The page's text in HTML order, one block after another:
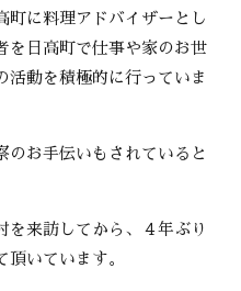
町に料理アドバイザーとし
を日高町で仕事や家のお世
活動を積極的に行っていま
のお手伝いもされていると
来訪してから、４年ぶり
頂いています。